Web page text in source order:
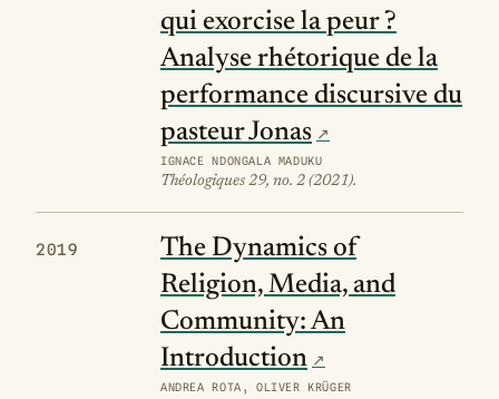
qui exorcise la peur ?
Analyse rhétorique de la
performance discursive du
pasteur Jonas
IGNACE NDONGALA MADUKU
Théologiques 29, no. 2 (2021).
2019
The Dynamics of
Religion, Media, and
Community: An
Introduction
ANDREA ROTA, OLIVER KRÜGER